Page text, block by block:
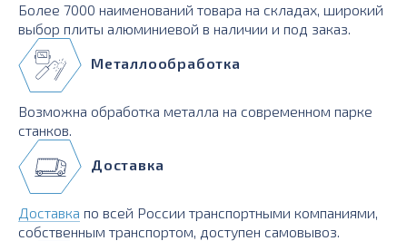
Более 7000 наименований товара на складах, широкий
выбор плиты алюминиевой в наличии и под заказ.
Металлообработка
Возможна обработка металла на современном парке
станков.
Доставка
Доставка по всей России транспортными компаниями,
собственным транспортом, доступен самовывоз.